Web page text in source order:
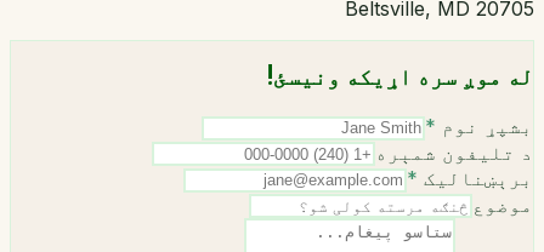
Beltsville, MD 20705
له موږ سره اړیکه ونیسئ!
بشپړ نوم *
د تلیفون شمېره
برېښنالیک *
موضوع